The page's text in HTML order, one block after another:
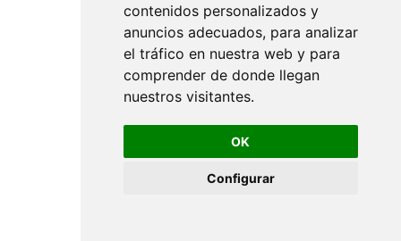
contenidos personalizados y
anuncios adecuados, para analizar
el tráfico en nuestra web y para
comprender de donde llegan
nuestros visitantes.
OK
Configurar